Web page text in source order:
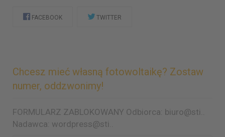
FACEBOOK TWITTER
Chcesz mieć własną fotowoltaikę? Zostaw
numer, oddzwonimy!
FORMULARZ ZABLOKOWANY Odbiorca: biuro@sti..
Nadawca: wordpress@sti..